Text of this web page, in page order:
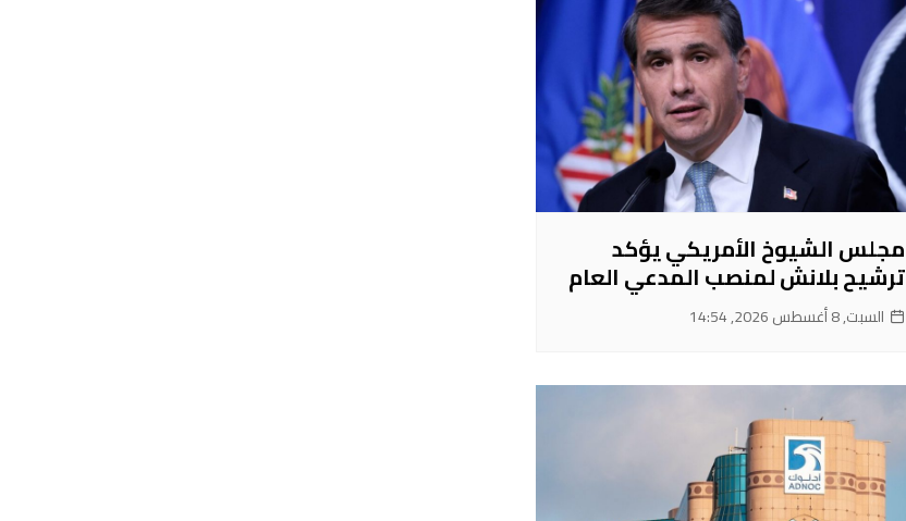
مجلس الشيوخ الأمريكي يؤكد
ترشيح بلانش لمنصب المدعي العام
السبت, 8 أغسطس 2026, 14:54